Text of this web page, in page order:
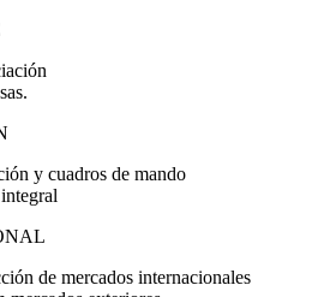
y cuadros de mando
de mercados internacionales